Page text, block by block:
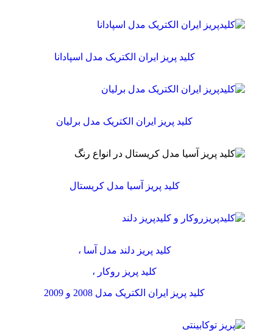
کلید پریز ایران الکتریک مدل اسپادانا
کلید پریز ایران الکتریک مدل برلیان
کلید پریز آسیا مدل کریستال
کلید پریز دلند مدل آسا ،
کلید پریز روکار ،
کلید پریز ایران الکتریک مدل 2008 و 2009